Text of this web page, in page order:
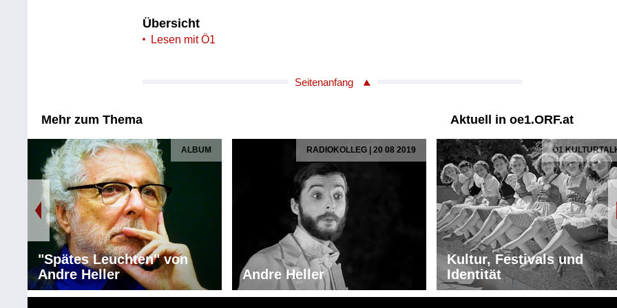
Übersicht
Lesen mit Ö1
Seitenanfang
Mehr zum Thema
ALBUM
"Spätes Leuchten" von
Andre Heller
RADIOKOLLEG | 20 08 2019
Andre Heller
Aktuell in oe1.ORF.at
Ö1
Kultur, Festivals und
Identität